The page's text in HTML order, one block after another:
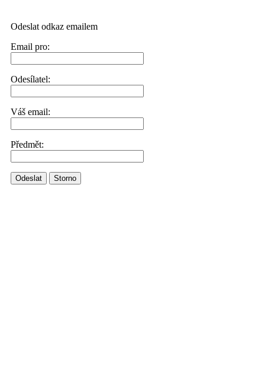
Odeslat odkaz emailem
Email pro:
Odesílatel:
Váš email:
Předmět:
Odeslat Storno